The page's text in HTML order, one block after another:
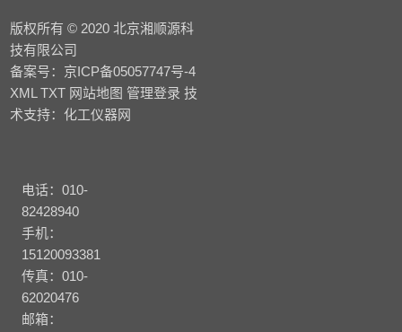
版权所有 © 2020 北京湘顺源科
技有限公司
备案号： 京ICP备05057747号-4
XML TXT 网站地图 管理登录 技
术支持：化工仪器网
电话：010-
82428940
手机：
15120093381
传真：010-
62020476
邮箱：